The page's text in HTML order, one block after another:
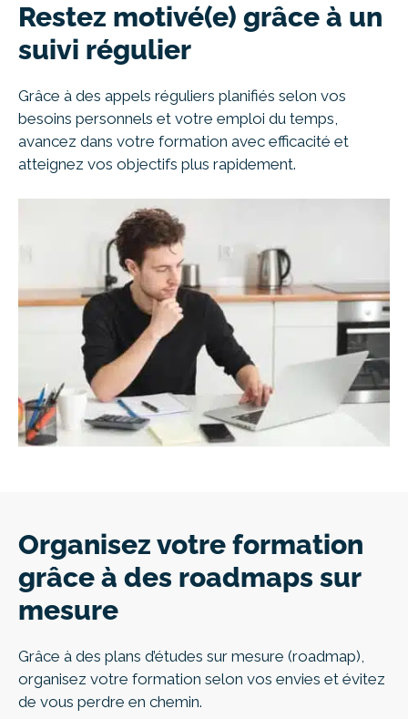
Restez motivé(e) grâce à un
suivi régulier
Grâce à des appels réguliers planifiés selon vos
besoins personnels et votre emploi du temps,
avancez dans votre formation avec efficacité et
atteignez vos objectifs plus rapidement.
Organisez votre formation
grâce à des roadmaps sur
mesure
Grâce à des plans d’études sur mesure (roadmap),
organisez votre formation selon vos envies et évitez
de vous perdre en chemin.